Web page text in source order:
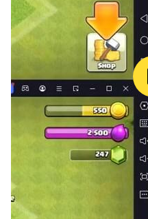
من خلال تشكيل
لإعادة بناء الحضارة!
الذين ينتظر كل منهم أن يتم
المواهب والمهارات المختلفة
السلامة في هذه الأوقات